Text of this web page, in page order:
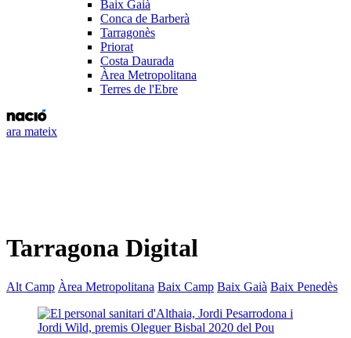
Baix Gaià
Conca de Barberà
Tarragonès
Priorat
Costa Daurada
Àrea Metropolitana
Terres de l'Ebre
ara mateix
Tarragona Digital
Alt Camp Àrea Metropolitana Baix Camp Baix Gaià Baix Penedès